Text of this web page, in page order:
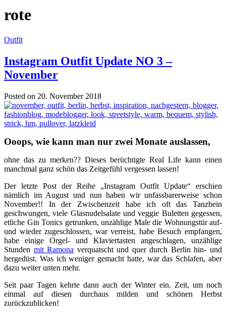
rote
Outfit
Instagram Outfit Update NO 3 –
November
Posted on 20. November 2018
Ooops, wie kann man nur zwei Monate auslassen,
ohne das zu merken?? Dieses berüchtigte Real Life kann einen
manchmal ganz schön das Zeitgefühl vergessen lassen!
Der letzte Post der Reihe „Instagram Outfit Update“ erschien
nämlich im August und nun haben wir unfassbarerweise schon
November!! In der Zwischenzeit habe ich oft das Tanzbein
geschwungen, viele Glasnudelsalate und veggie Buletten gegessen,
etliche Gin Tonics getrunken, unzählige Male die Wohnungstür auf-
und wieder zugeschlossen, war verreist, habe Besuch empfangen,
habe einige Orgel- und Klaviertasten angeschlagen, unzählige
Stunden mit Ramona verquatscht und quer durch Berlin hin- und
hergedüst. Was ich weniger gemacht hatte, war das Schlafen, aber
dazu weiter unten mehr.
Seit paar Tagen kehrte dann auch der Winter ein. Zeit, um noch
einmal auf diesen durchaus milden und schönen Herbst
zurückzublicken!